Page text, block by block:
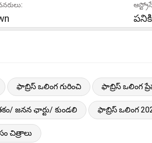
ఫాబ్రిస్ ఒలింగ గురించి ఫాబ్రిస్ ఒలింగ
జనన ఛార్టు/ కుండలి ఫాబ్రిస్ ఒలింగ
చిత్రాలు